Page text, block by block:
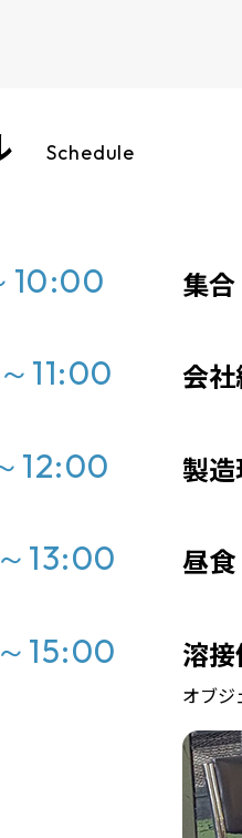
Schedule
10:00 集合
11:00 会
12:00 製
13:00 昼食
15:00 溶
オブジ